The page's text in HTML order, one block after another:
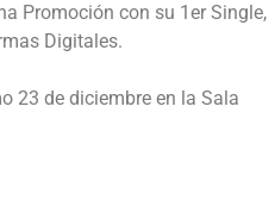
Promoción con su 1er Single,
Digitales.
23 de diciembre en la Sala